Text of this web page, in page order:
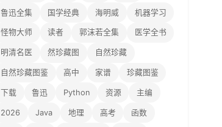
鲁迅全集 国学经典 海明威 机器学习
怪物大师 读者 郭沫若全集 医学全书
明清名医 然珍藏图 自然珍藏
自然珍藏图鉴 高中 家谱 珍藏图鉴
下载 鲁迅 Python 资源 主编
2026 Java 地理 高考 函数